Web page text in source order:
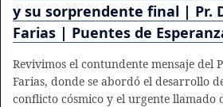
y su sorprendente final | Pr.
Farias | Puentes de
Revivimos el contundente mensaje del
Farias, donde se abordó el desarrollo
conflicto cósmico y el urgente llamado